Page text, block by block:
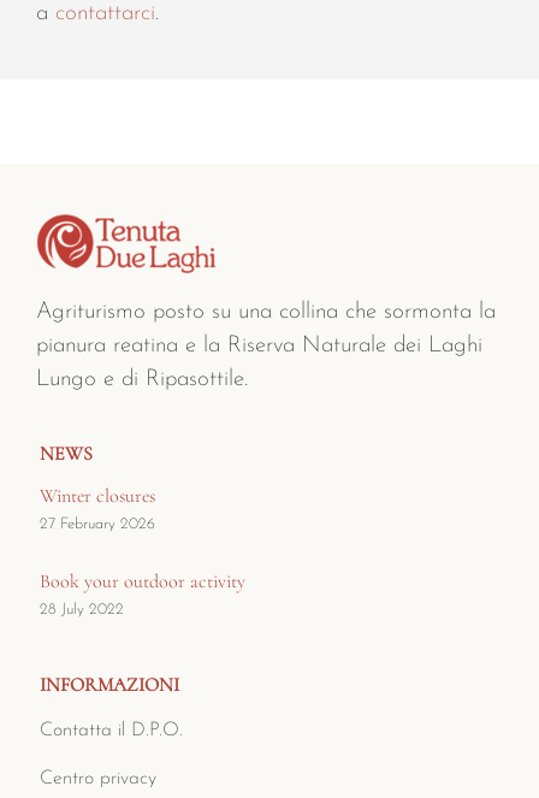
a contattarci.
Agriturismo posto su una collina che sormonta la
pianura reatina e la Riserva Naturale dei Laghi
Lungo e di Ripasottile.
NEWS
Winter closures
27 February 2026
Book your outdoor activity
28 July 2022
INFORMAZIONI
Contatta il D.P.O.
Centro privacy